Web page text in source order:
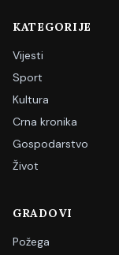
KATEGORIJE
Vijesti
Sport
Kultura
Crna kronika
Gospodarstvo
Život
GRADOVI
Požega